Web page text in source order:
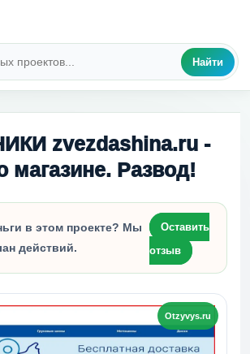
Найти
zvezdashina.ru -
магазине. Развод!
в этом проекте? Мы
действий.
Оставить
отзыв